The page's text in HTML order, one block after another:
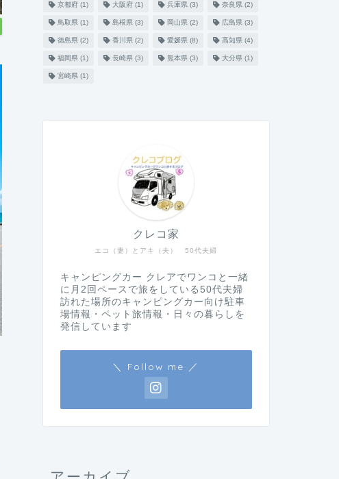
京都府(1) 大阪府(1) 兵庫県(3) 奈良県(2)
鳥取県(1) 島根県(3) 岡山県(2) 広島県(3)
徳島県(2) 香川県(2) 愛媛県(8) 高知県(4)
福岡県(1) 長崎県(3) 熊本県(3) 大分県(1)
宮崎県(1)
エコ（妻）とアキ（夫） 50代夫婦
クレコ家
キャンピングカー クレアでワンコと一緒
に月2回ペースで旅をしている50代夫婦
訪れた場所のキャンピングカー向け駐車
場情報・ペット旅情報・日々の暮らしを
発信しています
＼ Follow me ／